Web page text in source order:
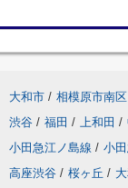
大和市 / 相模原市南区
渋谷 / 福田 / 上和田 /
小田急江ノ島線 / 小
高座渋谷 / 桜ヶ丘 /